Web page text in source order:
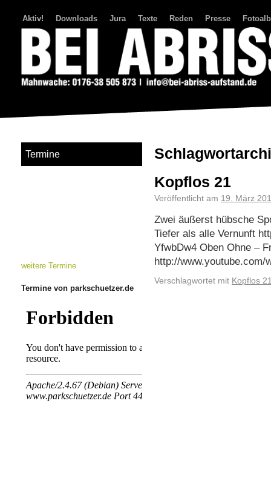
Aktiv! Downloads Jura Texte Reden Presse
Kopflos 21
Veröffentlicht am 19. März
Zwei äußerst hübsche
Tiefer als alle Vernunft
YfwbDw4 Oben Ohne –
http://www.youtube.com/
Verschlagwortet mit Kopflos
Termine
weitere Termine
Termine von parkschuetzer.de